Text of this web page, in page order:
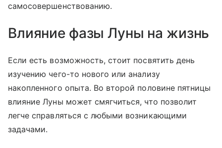
самосовершенствованию.
Влияние фазы Луны на жизнь
Если есть возможность, стоит посвятить день
изучению чего-то нового или анализу
накопленного опыта. Во второй половине пятницы
влияние Луны может смягчиться, что позволит
легче справляться с любыми возникающими
задачами.